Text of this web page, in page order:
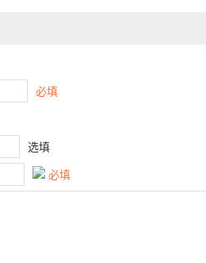
必填
选填
必填